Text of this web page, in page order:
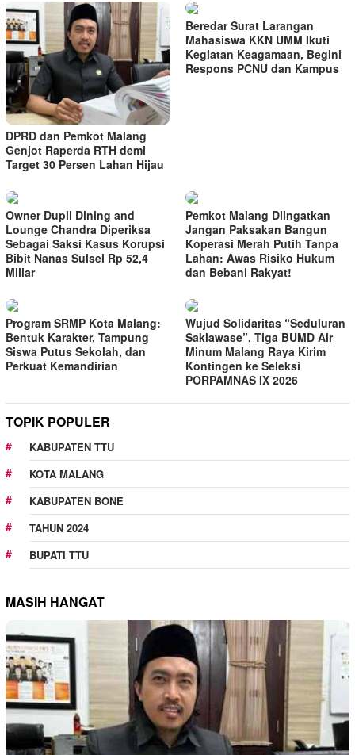
DPRD dan Pemkot Malang
Genjot Raperda RTH demi
Target 30 Persen Lahan Hijau
Beredar Surat Larangan
Mahasiswa KKN UMM Ikuti
Kegiatan Keagamaan, Begini
Respons PCNU dan Kampus
Owner Dupli Dining and
Lounge Chandra Diperiksa
Sebagai Saksi Kasus Korupsi
Bibit Nanas Sulsel Rp 52,4
Miliar
Pemkot Malang Diingatkan
Jangan Paksakan Bangun
Koperasi Merah Putih Tanpa
Lahan: Awas Risiko Hukum
dan Bebani Rakyat!
Program SRMP Kota Malang:
Bentuk Karakter, Tampung
Siswa Putus Sekolah, dan
Perkuat Kemandirian
Wujud Solidaritas “Seduluran
Saklawase”, Tiga BUMD Air
Minum Malang Raya Kirim
Kontingen ke Seleksi
PORPAMNAS IX 2026
TOPIK POPULER
KABUPATEN TTU
KOTA MALANG
KABUPATEN BONE
TAHUN 2024
BUPATI TTU
MASIH HANGAT